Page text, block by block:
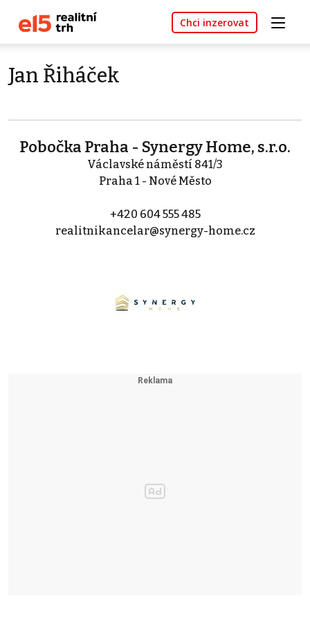
Chci inzerovat
Jan Řiháček
Pobočka Praha - Synergy Home, s.r.o.
Václavské náměstí 841/3
Praha 1 - Nové Město
+420 604 555 485
realitnikancelar@synergy-home.cz